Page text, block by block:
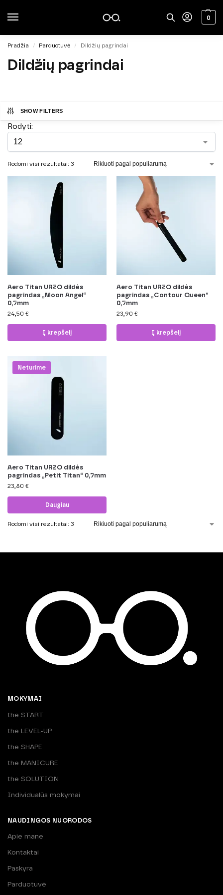
0
Pradžia / Parduotuvė / Dildžių pagrindai
Dildžių pagrindai
SHOW FILTERS
Rodyti:
Rodomi visi rezultatai: 3
Aero Titan URZO dildės
pagrindas „Moon Angel“
0,7mm
24,50 €
Į krepšelį
Aero Titan URZO dildės
pagrindas „Contour Queen“
0,7mm
23,90 €
Į krepšelį
Neturime
Aero Titan URZO dildės
pagrindas „Petit Titan“ 0,7mm
23,80 €
Daugiau
Rodomi visi rezultatai: 3
MOKYMAI
the START
the LEVEL-UP
the SHAPE
the MANICURE
the SOLUTION
Individualūs mokymai
NAUDINGOS NUORODOS
Apie mane
Kontaktai
Paskyra
Parduotuvė